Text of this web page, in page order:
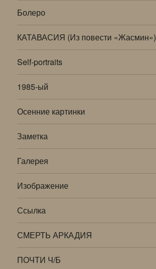
Болеро
КАТАВАСИЯ (Из повести «Жасмин»)
Self-portraits
1985-ый
Осенние картинки
Заметка
Галерея
Изображение
Ссылка
СМЕРТЬ АРКАДИЯ
ПОЧТИ Ч/Б